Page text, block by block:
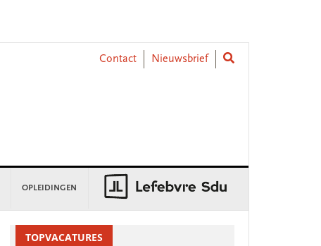
Contact
Nieuwsbrief
OPLEIDINGEN
SidebarTOPVACATURES